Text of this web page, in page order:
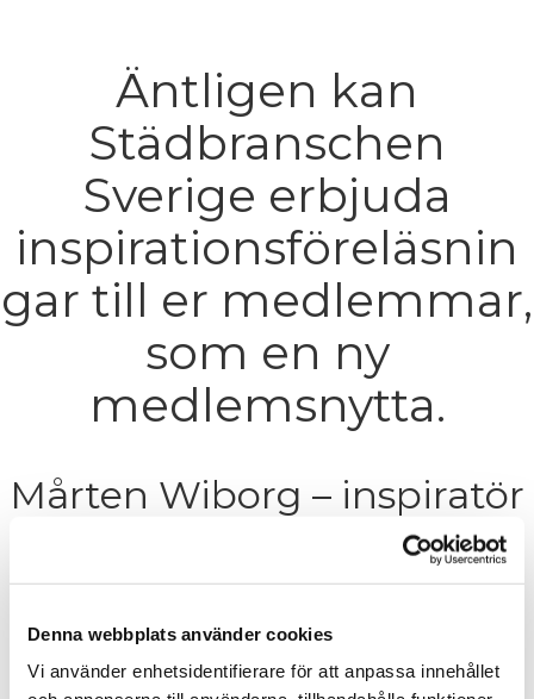
Denna webbplats använder cookies
Vi använder enhetsidentifierare för att anpassa innehållet
Äntligen kan
Städbranschen
Sverige erbjuda
inspirationsföreläsnin
gar till er medlemmar,
som en ny
medlemsnytta.
Mårten Wiborg – inspiratör
inom ämnet golv och
golvunderhåll